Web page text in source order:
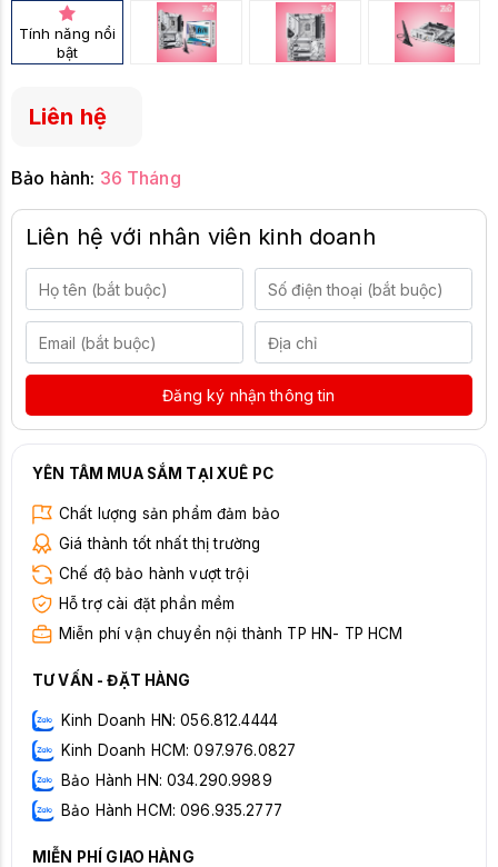
Tính năng nổi
bật
Liên hệ
Bảo hành: 36 Tháng
Liên hệ với nhân viên kinh doanh
Đăng ký nhận thông tin
YÊN TÂM MUA SẮM TẠI XUÊ PC
Chất lượng sản phẩm đảm bảo
Giá thành tốt nhất thị trường
Chế độ bảo hành vượt trội
Hỗ trợ cài đặt phần mềm
Miễn phí vận chuyển nội thành TP HN- TP HCM
TƯ VẤN - ĐẶT HÀNG
Kinh Doanh HN: 056.812.4444
Kinh Doanh HCM: 097.976.0827
Bảo Hành HN: 034.290.9989
Bảo Hành HCM: 096.935.2777
MIỄN PHÍ GIAO HÀNG